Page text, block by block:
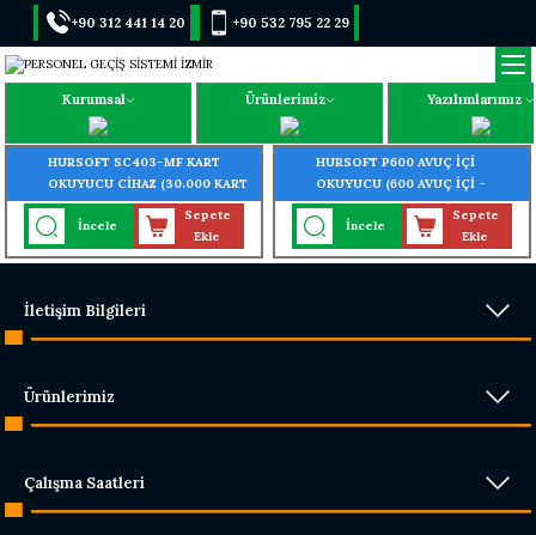
+90 312 441 14 20 +90 532 795 22 29
Kurumsal Ürünlerimiz Yazılımlarımız
HURSOFT SC403-MF KART
OKUYUCU CİHAZ (30.000 KART
- 30.000 ŞİFRE OKUMA
ÖZELLİĞİ)
İncele
Sepete
Ekle
HURSOFT P600 AVUÇ İÇİ
OKUYUCU (600 AVUÇ İÇİ -
3000 PARMAK İZİ OKUMA
ÖZELLİĞİ)
İncele
Sepete
Ekle
İletişim Bilgileri
Ürünlerimiz
Çalışma Saatleri